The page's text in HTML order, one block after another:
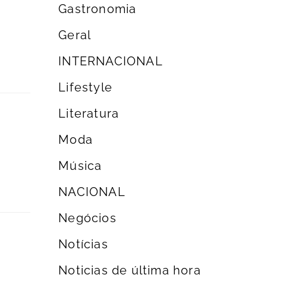
Gastronomia
Geral
INTERNACIONAL
Lifestyle
Literatura
Moda
Música
NACIONAL
Negócios
Notícias
Noticias de última hora